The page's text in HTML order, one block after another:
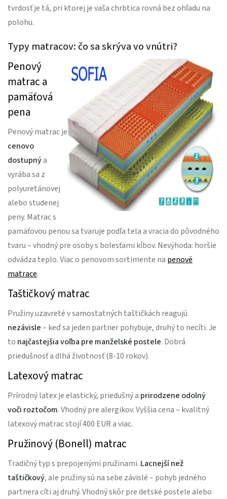
tvrdosť je tá, pri ktorej je vaša chrbtica rovná bez ohľadu na
polohu.
Typy matracov: čo sa skrýva vo vnútri?
Penový
matrac a
pamäťová
pena
Penový matrac je
cenovo
dostupnýa
vyrába sa z
polyuretánovej
alebo studenej
peny. Matrac s
pamäťovou penou sa tvaruje podľa tela a vracia do pôvodného
tvaru – vhodný pre osoby s bolesťami kĺbov. Nevýhoda: horšie
odvádza teplo. Viac o penovom sortimente na penové
matrace.
Taštičkový matrac
Pružiny uzavreté v samostatných taštičkách reagujú
nezávisle– keď sa jeden partner pohybuje, druhý to necíti. Je
to najčastejšia voľba pre manželské postele. Dobrá
priedušnosť a dlhá životnosť (8-10 rokov).
Latexový matrac
Prírodný latex je elastický, priedušný a prirodzene odolný
voči roztočom. Vhodný pre alergikov. Vyššia cena – kvalitný
latexový matrac stojí 400 EUR a viac.
Pružinový (Bonell) matrac
Tradičný typ s prepojenými pružinami. Lacnejší než
taštičkový, ale pružiny sú na sebe závislé – pohyb jedného
partnera cíti aj druhý. Vhodný skôr pre detské postele alebo